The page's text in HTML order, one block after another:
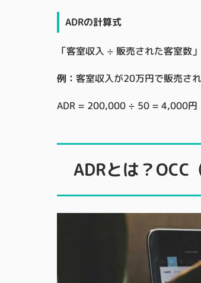
ADRの計算式
「客室収入 ÷ 販売された客室数」
例： 客室収入が20万円で販売さ
ADR = 200,000 ÷ 50 = 4,000円
ADRとは？OCC